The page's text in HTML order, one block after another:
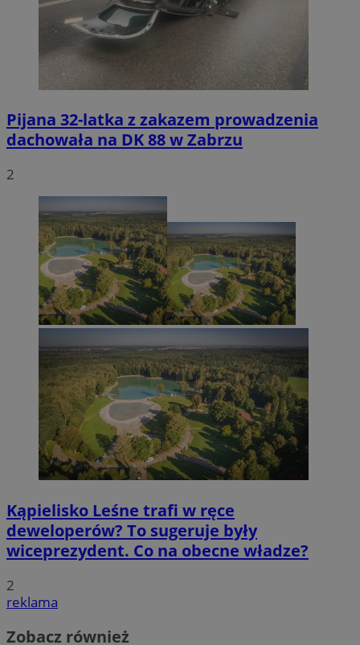
Pijana 32-latka z zakazem prowadzenia
dachowała na DK 88 w Zabrzu
2
Kąpielisko Leśne trafi w ręce
deweloperów? To sugeruje były
wiceprezydent. Co na obecne władze?
2
reklama
Zobacz również